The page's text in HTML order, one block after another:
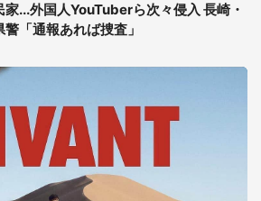
...外国人YouTuberら次々侵入 長崎・
「通報あれば捜査」